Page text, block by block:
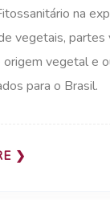
na
vegetais, partes
vegetal e
para o Brasil.